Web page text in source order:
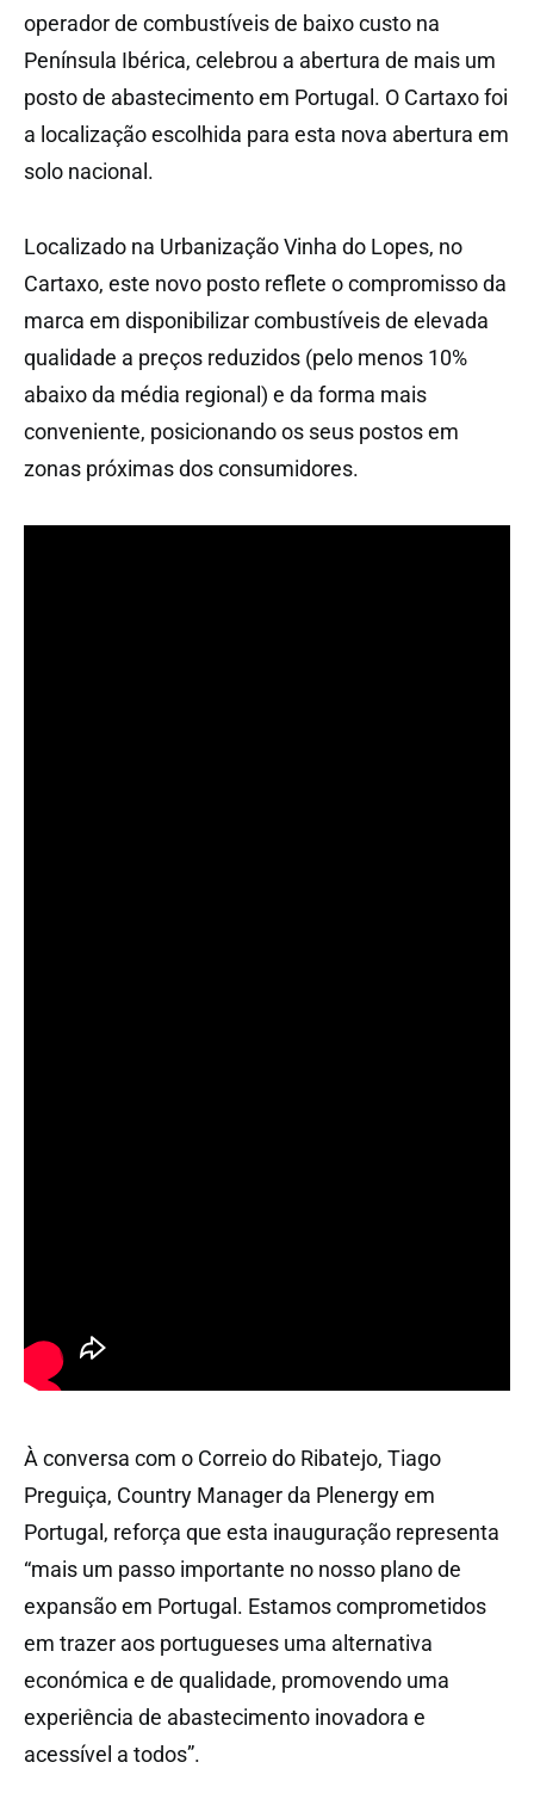
operador de combustíveis de baixo custo na
Península Ibérica, celebrou a abertura de mais um
posto de abastecimento em Portugal. O Cartaxo foi
a localização escolhida para esta nova abertura em
solo nacional.
Localizado na Urbanização Vinha do Lopes, no
Cartaxo, este novo posto reflete o compromisso da
marca em disponibilizar combustíveis de elevada
qualidade a preços reduzidos (pelo menos 10%
abaixo da média regional) e da forma mais
conveniente, posicionando os seus postos em
zonas próximas dos consumidores.
À conversa com o Correio do Ribatejo, Tiago
Preguiça, Country Manager da Plenergy em
Portugal, reforça que esta inauguração representa
“mais um passo importante no nosso plano de
expansão em Portugal. Estamos comprometidos
em trazer aos portugueses uma alternativa
económica e de qualidade, promovendo uma
experiência de abastecimento inovadora e
acessível a todos”.